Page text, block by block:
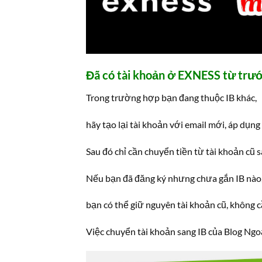
Đã có tài khoản ở EXNESS từ
Trong trường hợp bạn đang thuộc IB khác,
hãy tạo lại tài khoản với email mới, áp
Sau đó chỉ cần chuyển tiền từ tài khoản cũ
Nếu bạn đã đăng ký nhưng chưa gắn IB
bạn có thể giữ nguyên tài khoản cũ, không
Việc chuyển tài khoản sang IB của Blog